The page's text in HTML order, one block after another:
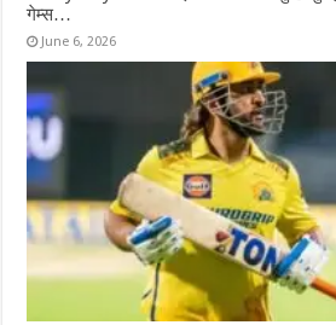
गेम्स…
June 6, 2026